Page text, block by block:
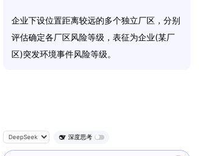
企业下设位置距离较远的多个独立厂区， 分别
评估确定各厂区风险等级 ， 表征为企业(某厂
区)突发环境事件风险等级。
深度思考